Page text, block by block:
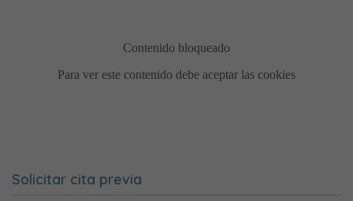
Solicitar cita previa